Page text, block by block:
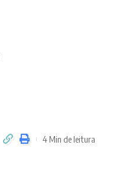
4 Min de leitura